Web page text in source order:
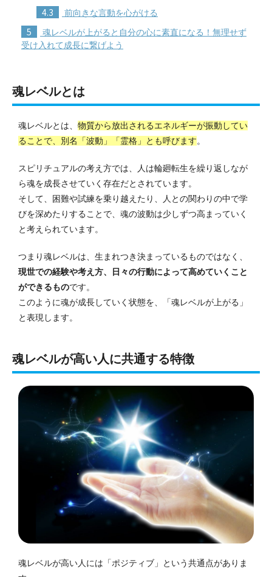
4.3 前向きな言動を心がける
5
魂レベルが上がると自分の心に素直になる！無理せず
受け入れて成長に繋げよう
魂レベルとは
魂レベルとは、 物質から放出されるエネルギーが振動してい
ることで、別名「波動」「霊格」とも呼びます。
スピリチュアルの考え方では、人は輪廻転生を繰り返しなが
ら魂を成長させていく存在だとされています。
そして、困難や試練を乗り越えたり、人との関わりの中で学
びを深めたりすることで、魂の波動は少しずつ高まっていく
と考えられています。
つまり魂レベルは、生まれつき決まっているものではなく、
現世での経験や考え方、日々の行動によって高めていくこと
ができるものです。
このように魂が成長していく状態を、「魂レベルが上がる」
と表現します。
魂レベルが高い人に共通する特徴
魂レベルが高い人には「ポジティブ」という共通点がありま